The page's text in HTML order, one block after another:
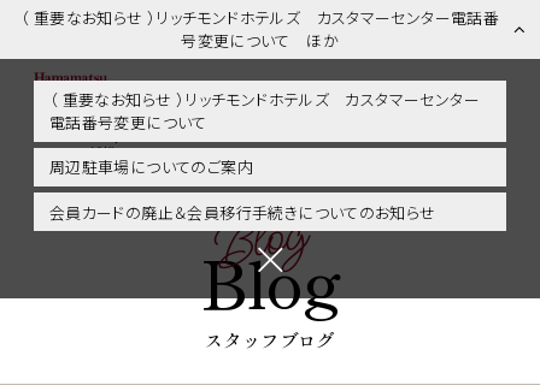
（ 重要なお知らせ ）リッチモンドホテルズ カスタマーセンター電話番
号変更について ほか
（ 重要なお知らせ ）リッチモンドホテルズ カスタマーセンター
電話番号変更について
周辺駐車場についてのご案内
会員カードの廃止＆会員移行手続きについてのお知らせ
スタッフブログ | 浜松市内・掛川・静岡エリアに好アクセス！リッチモ
ンドホテル浜松
Blog
Blog
スタッフブログ